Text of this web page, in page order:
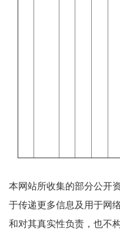
本网站所收集的部分公开
于传递更多信息及用于网
和对其真实性负责，也不